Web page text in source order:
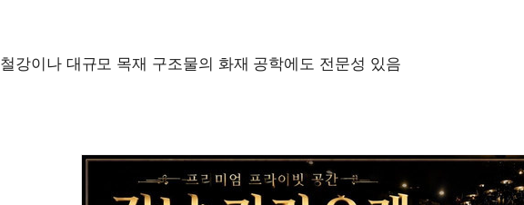
철강이나 대규모 목재 구조물의 화재 공학에도 전문성 있음